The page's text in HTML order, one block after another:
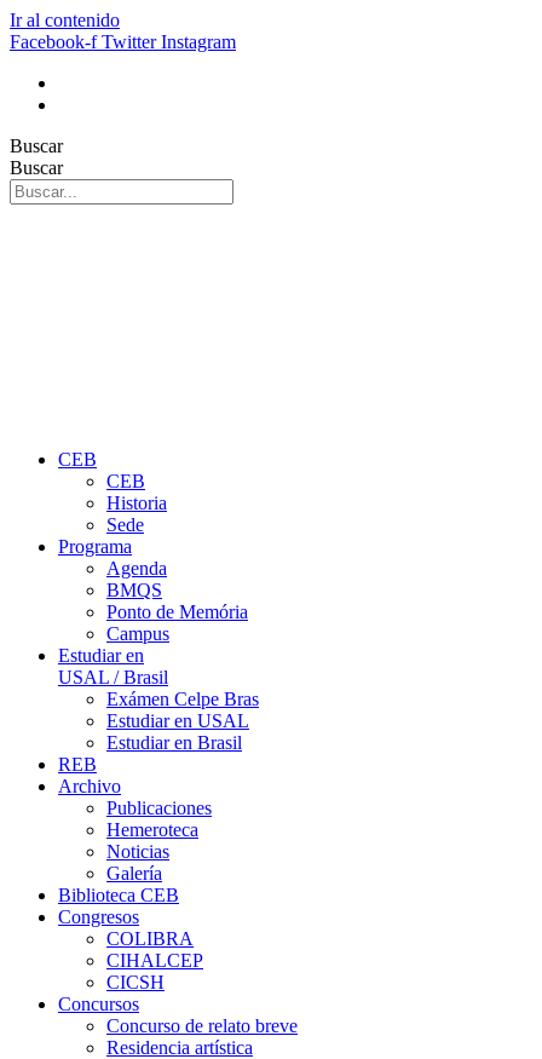
Ir al contenido
Facebook-f Twitter Instagram
Buscar
Buscar
CEB
CEB
Historia
Sede
Programa
Agenda
BMQS
Ponto de Memória
Campus
Estudiar en
USAL / Brasil
Exámen Celpe Bras
Estudiar en USAL
Estudiar en Brasil
REB
Archivo
Publicaciones
Hemeroteca
Noticias
Galería
Biblioteca CEB
Congresos
COLIBRA
CIHALCEP
CICSH
Concursos
Concurso de relato breve
Residencia artística